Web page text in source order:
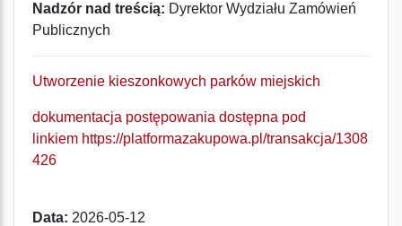
Nadzór nad treścią: Dyrektor Wydziału Zamówień
Publicznych
Utworzenie kieszonkowych parków miejskich
dokumentacja postępowania dostępna pod
linkiem https://platformazakupowa.pl/transakcja/1308
426
Data: 2026-05-12